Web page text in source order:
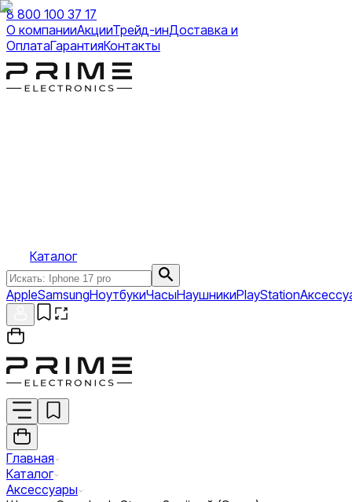
8 800 100 37 17
О компанииАкцииТрейд-инДоставка и
ОплатаГарантияКонтакты
Каталог
AppleSamsungНоутбукиЧасыНаушникиPlayStation
Главная
Каталог
Аксессуары